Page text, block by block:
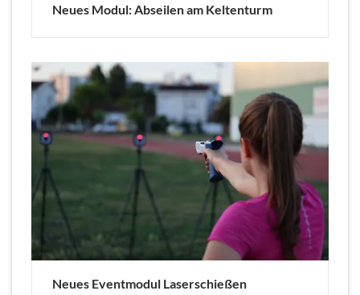
Neues Modul: Abseilen am Keltenturm
Neues Eventmodul Laserschießen